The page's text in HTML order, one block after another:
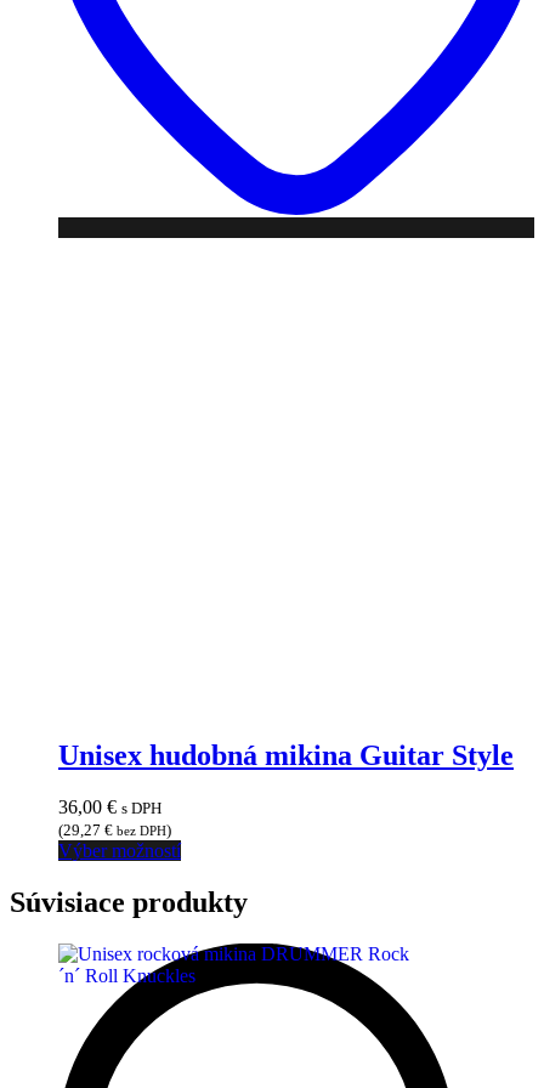
Unisex hudobná mikina Guitar Style
36,00 € s DPH
(29,27 € bez DPH)
Výber možnostíTento
má
viacero
Možnosti
si
môžete
Súvisiace produkty